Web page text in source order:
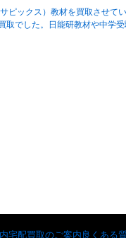
ピックス）教材を買取させてい
取でした。日能研教材や中学
宅配買取のご案内 良くある